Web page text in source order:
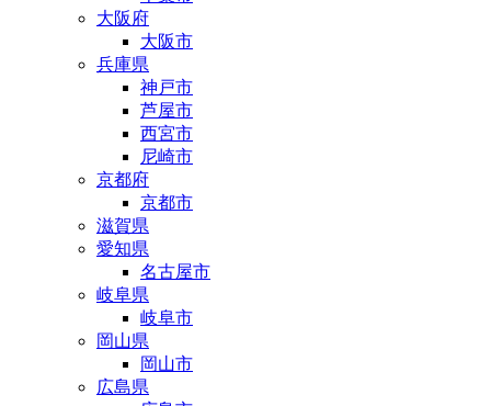
大阪府
大阪市
兵庫県
神戸市
芦屋市
西宮市
尼崎市
京都府
京都市
滋賀県
愛知県
名古屋市
岐阜県
岐阜市
岡山県
岡山市
広島県